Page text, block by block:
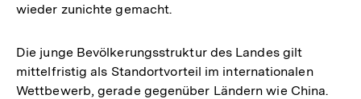
der
wieder zunichte gemacht.
Die junge Bevölkerungsstruktur des Landes gilt
mittelfristig als Standortvorteil im internationalen
Wettbewerb, gerade gegenüber Ländern wie China.